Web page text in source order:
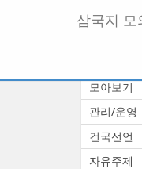
뉴
기
삼국지 모
모아보기
관리/운영
건국선언
자유주제